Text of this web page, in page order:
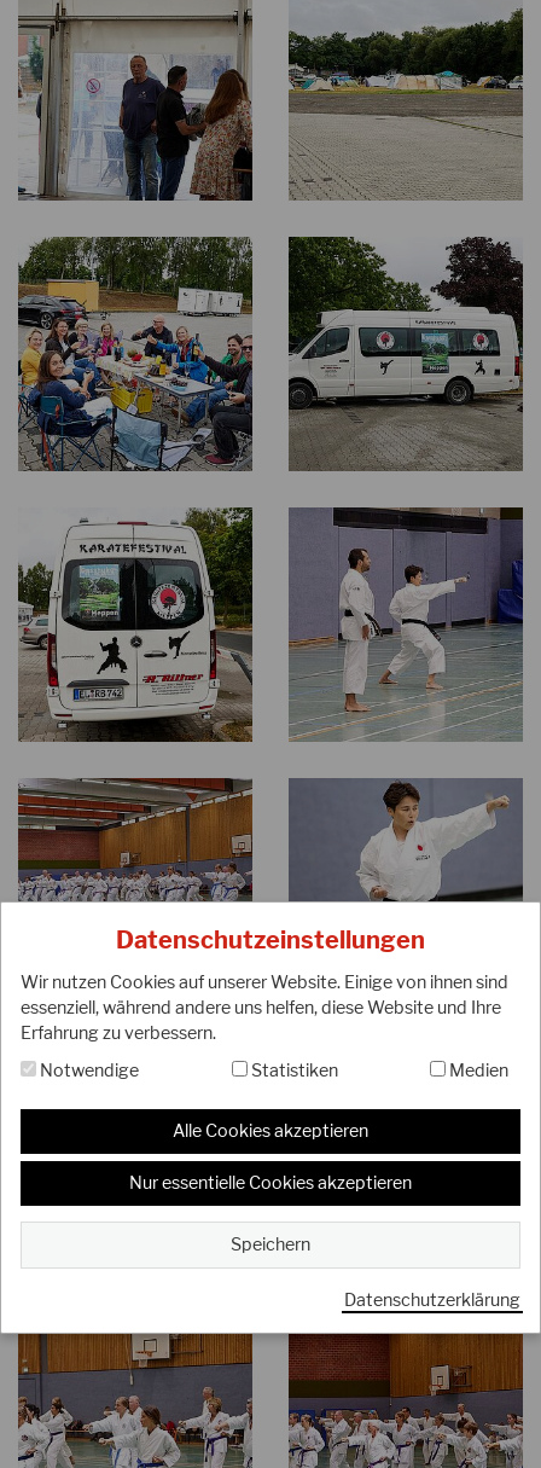
Datenschutzeinstellungen
Wir nutzen Cookies auf unserer Website. Einige von ihnen sind
essenziell, während andere uns helfen, diese Website und Ihre
Erfahrung zu verbessern.
Notwendige
Statistiken Medien
Alle Cookies akzeptieren
Nur essentielle Cookies akzeptieren
Speichern
Datenschutzerklärung